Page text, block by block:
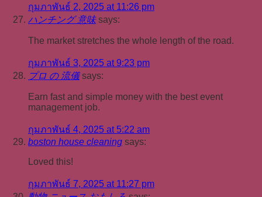
กุมภาพันธ์ 2, 2025 at 11:26 pm
ハンチング 意味 says:
The market stretches the whole length of the road.
กุมภาพันธ์ 3, 2025 at 9:23 pm
プロ の 流儀 says:
Earn fast and simple money with the best event
management job.
กุมภาพันธ์ 4, 2025 at 5:22 am
boston house cleaning says:
Loved this!
กุมภาพันธ์ 7, 2025 at 11:27 pm